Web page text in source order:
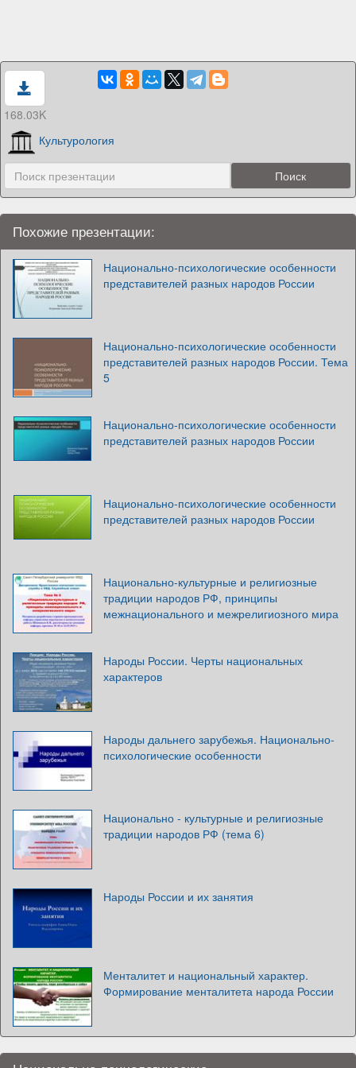
168.03K
Культурология
Похожие презентации:
Национально-психологические особенности
представителей разных народов России
Национально-психологические особенности
представителей разных народов России. Тема
5
Национально-психологические особенности
представителей разных народов России
Национально-психологические особенности
представителей разных народов России
Национально-культурные и религиозные
традиции народов РФ, принципы
межнационального и межрелигиозного мира
Народы России. Черты национальных
характеров
Народы дальнего зарубежья. Национально-
психологические особенности
Национально - культурные и религиозные
традиции народов РФ (тема 6)
Народы России и их занятия
Менталитет и национальный характер.
Формирование менталитета народа России